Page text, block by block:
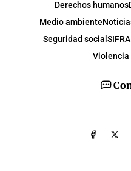
Derechos humanos
Medio ambiente
Seguridad social
Violencia